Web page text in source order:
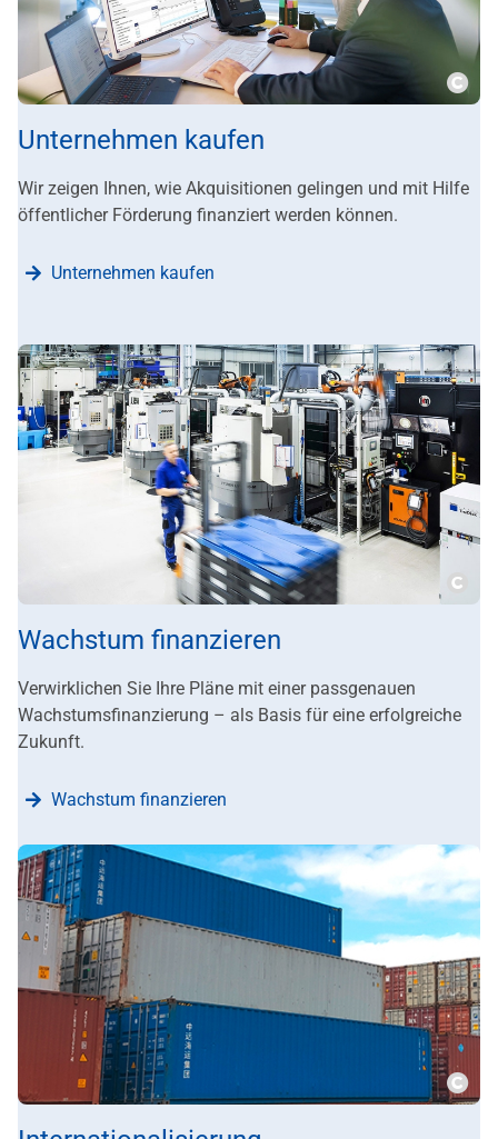
Unternehmen kaufen
Wir zeigen Ihnen, wie Akquisitionen gelingen und mit Hilfe
öffentlicher Förderung finanziert werden können.
Unternehmen kaufen
Wachstum finanzieren
Verwirklichen Sie Ihre Pläne mit einer passgenauen
Wachstumsfinanzierung – als Basis für eine erfolgreiche
Zukunft.
Wachstum finanzieren